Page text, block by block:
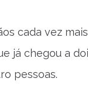
cada vez
já chegou a
pessoas.